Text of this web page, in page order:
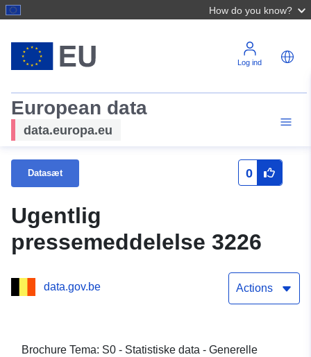
How do you know?
Log ind
European data
data.europa.eu
Datasæt 0
Ugentlig
pressemeddelelse 3226
data.gov.be Actions
Brochure Tema: S0 - Statistiske data - Generelle